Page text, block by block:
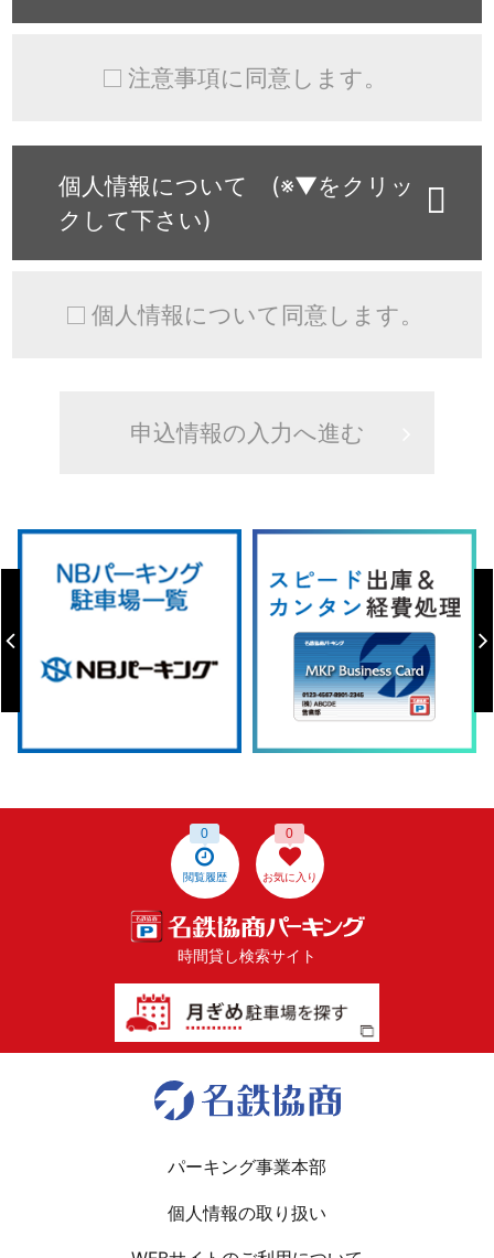
注意事項に同意します。
個人情報について (※▼をクリッ
クして下さい)
個人情報について同意します。
閲覧履歴
0
お気に入り
0
時間貸し検索サイト
パーキング事業本部
個人情報の取り扱い